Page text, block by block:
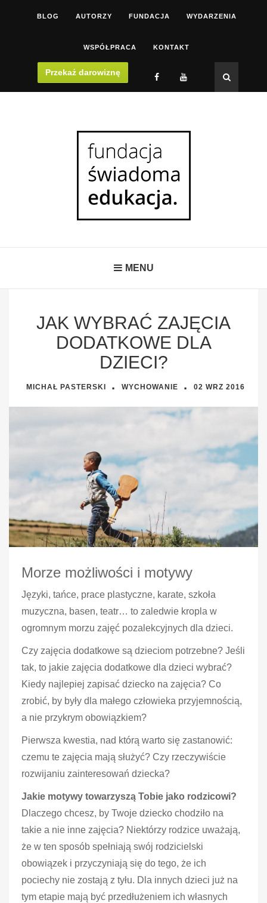
BLOG AUTORZY FUNDACJA WYDARZENIA
WSPÓŁPRACA KONTAKT
Przekaż darowiznę
MENU
JAK WYBRAĆ ZAJĘCIA
DODATKOWE DLA
DZIECI?
MICHAŁ PASTERSKI · WYCHOWANIE · 02 WRZ 2016
Morze możliwości i motywy
Języki, tańce, prace plastyczne, karate, szkoła
muzyczna, basen, teatr… to zaledwie kropla w
ogromnym morzu zajęć pozalekcyjnych dla dzieci.
Czy zajęcia dodatkowe są dzieciom potrzebne? Jeśli
tak, to jakie zajęcia dodatkowe dla dzieci wybrać?
Kiedy najlepiej zapisać dziecko na zajęcia? Co
zrobić, by były dla małego człowieka przyjemnością,
a nie przykrym obowiązkiem?
Pierwsza kwestia, nad którą warto się zastanowić:
czemu te zajęcia mają służyć? Czy rzeczywiście
rozwijaniu zainteresowań dziecka?
Jakie motywy towarzyszą Tobie jako rodzicowi?
Dlaczego chcesz, by Twoje dziecko chodziło na
takie a nie inne zajęcia? Niektórzy rodzice uważają,
że w ten sposób spełniają swój rodzicielski
obowiązek i przyczyniają się do tego, że ich
pociechy nie zostają z tyłu. Dla innych dzieci już na
tym etapie mają być przedłużeniem ich własnych